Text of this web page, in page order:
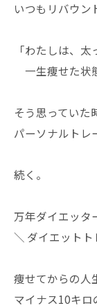
いつもリバウン
「わたしは、太
一生痩せた状
そう思っていた
パーソナルトレ
続く。
万年ダイエッタ
＼ ダイエット
痩せてからの人
マイナス10キロ